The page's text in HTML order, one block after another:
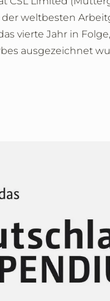
weltbesten
vierte Jahr in
ausgezeichnet